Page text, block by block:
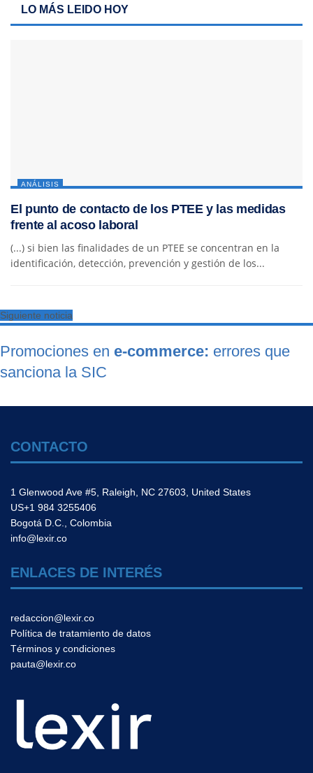
LO MÁS LEIDO HOY
ANÁLISIS
El punto de contacto de los PTEE y las medidas
frente al acoso laboral
(...) si bien las finalidades de un PTEE se concentran en la
identificación, detección, prevención y gestión de los...
Siguiente noticia
Promociones en e-commerce: errores que
sanciona la SIC
CONTACTO
1 Glenwood Ave #5, Raleigh, NC 27603, United States
US+1 984 3255406
Bogotá D.C., Colombia
info@lexir.co
ENLACES DE INTERÉS
redaccion@lexir.co
Política de tratamiento de datos
Términos y condiciones
pauta@lexir.co